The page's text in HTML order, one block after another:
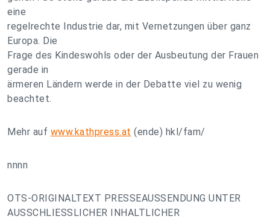
eine
regelrechte Industrie dar, mit Vernetzungen über ganz
Europa. Die
Frage des Kindeswohls oder der Ausbeutung der Frauen
gerade in
ärmeren Ländern werde in der Debatte viel zu wenig
beachtet.
Mehr auf www.kathpress.at (ende) hkl/fam/
nnnn
OTS-ORIGINALTEXT PRESSEAUSSENDUNG UNTER
AUSSCHLIESSLICHER INHALTLICHER